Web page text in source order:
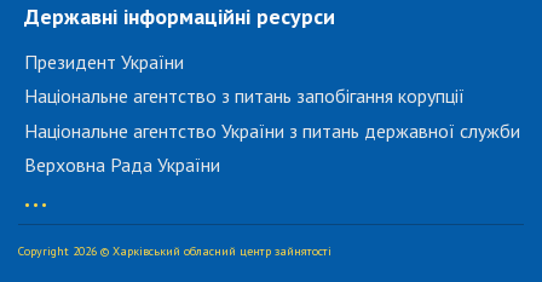
Державні інформаційні ресурси
Президент України
Національне агентство з питань запобігання корупції
Національне агентство України з питань державної служби
Верховна Рада України
...
Copyright 2026 © Харківський обласний центр зайнятості